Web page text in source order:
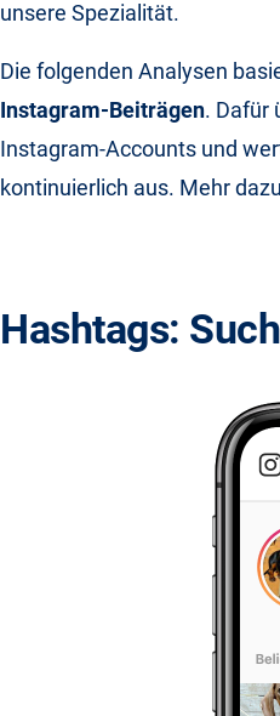
unsere Spezialität.
Die folgenden Analysen
Instagram-Beiträgen. Dafür
Instagram-Accounts und
kontinuierlich aus. Mehr
Hashtags: